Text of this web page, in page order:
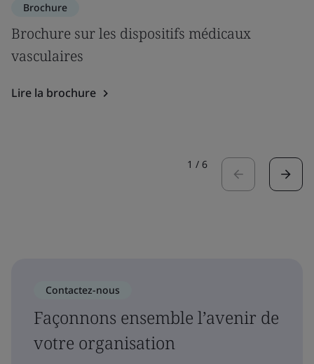
Brochure
Brochure sur les dispositifs médicaux
vasculaires
Lire la brochure
1 / 6
Contactez-nous
Façonnons ensemble l’avenir de
votre organisation